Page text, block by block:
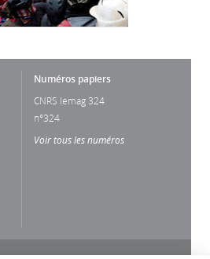
Numéros papiers
CNRS lemag 324
n°324
Voir tous les numéros